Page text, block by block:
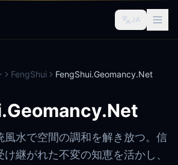
JA
FengShui FengShui.Geomancy.Net
風水で空間の調和を解き放つ。信
継がれた不変の知恵を活かし、